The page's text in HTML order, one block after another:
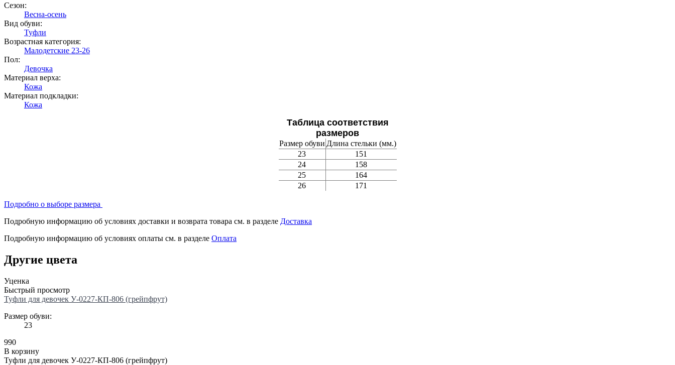
Сезон:
Весна-осень
Вид обуви:
Туфли
Возрастная категория:
Малодетские 23-26
Пол:
Девочка
Материал верха:
Кожа
Материал подкладки:
Кожа
Таблица соответствия
размеров
Размер обуви Длина стельки (мм.)
23
151
24
158
25
164
26
171
Подробно о выборе размера
Подробную информацию об условиях доставки и возврата товара см. в разделе Доставка
Подробную информацию об условиях оплаты см. в разделе Оплата
Другие цвета
Уценка
Быстрый просмотр
Туфли для девочек У-0227-КП-806 (грейпфрут)
Размер обуви:
23
990
В корзину
Туфли для девочек У-0227-КП-806 (грейпфрут)